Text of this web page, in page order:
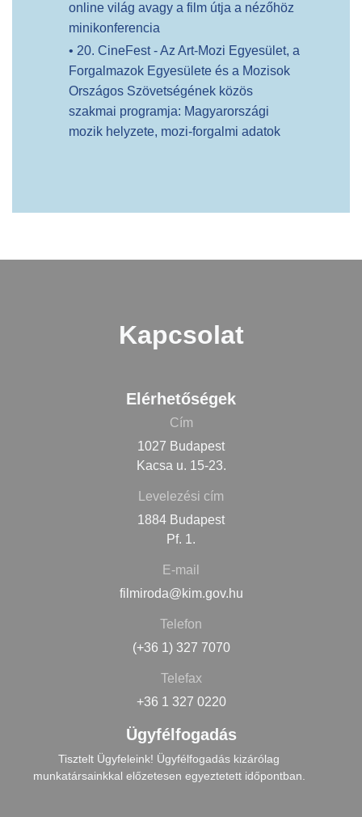
online világ avagy a film útja a nézőhöz
minikonferencia
• 20. CineFest - Az Art-Mozi Egyesület, a
Forgalmazok Egyesülete és a Mozisok
Országos Szövetségének közös
szakmai programja: Magyarországi
mozik helyzete, mozi-forgalmi adatok
Kapcsolat
Elérhetőségek
Cím
1027 Budapest
Kacsa u. 15-23.
Levelezési cím
1884 Budapest
Pf. 1.
E-mail
filmiroda@kim.gov.hu
Telefon
(+36 1) 327 7070
Telefax
+36 1 327 0220
Ügyfélfogadás
Tisztelt Ügyfeleink! Ügyfélfogadás kizárólag
munkatársainkkal előzetesen egyeztetett időpontban.